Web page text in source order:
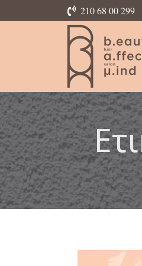
210 68 00 299